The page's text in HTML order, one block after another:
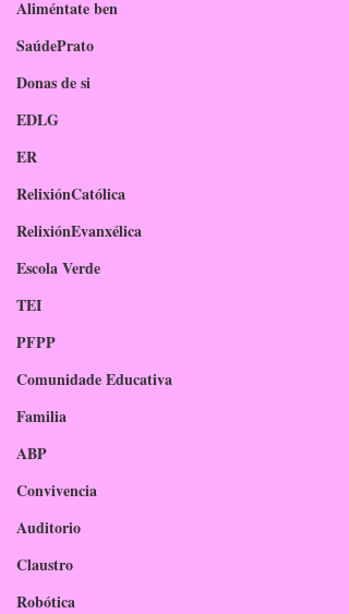
Aliméntate ben
SaúdePrato
Donas de si
EDLG
ER
RelixiónCatólica
RelixiónEvanxélica
Escola Verde
TEI
PFPP
Comunidade Educativa
Familia
ABP
Convivencia
Auditorio
Claustro
Robótica